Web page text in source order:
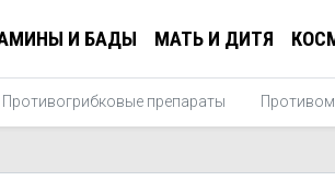
И БАДЫ МАТЬ И ДИТЯ
Противогрибковые препараты